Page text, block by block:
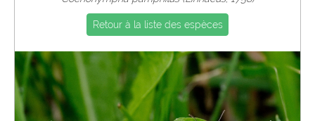
Retour à la liste des espèces